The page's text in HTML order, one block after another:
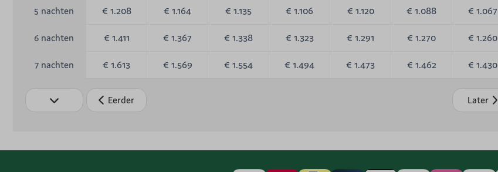
5 nachten € 1.208 € 1.164 € 1.135 € 1.106 € 1.120 € 1.088 € 1.067
6 nachten € 1.411 € 1.367 € 1.338 € 1.323 € 1.291 € 1.270 € 1.260
7 nachten € 1.613 € 1.569 € 1.554 € 1.494 € 1.473 € 1.462 € 1.430
Eerder Later